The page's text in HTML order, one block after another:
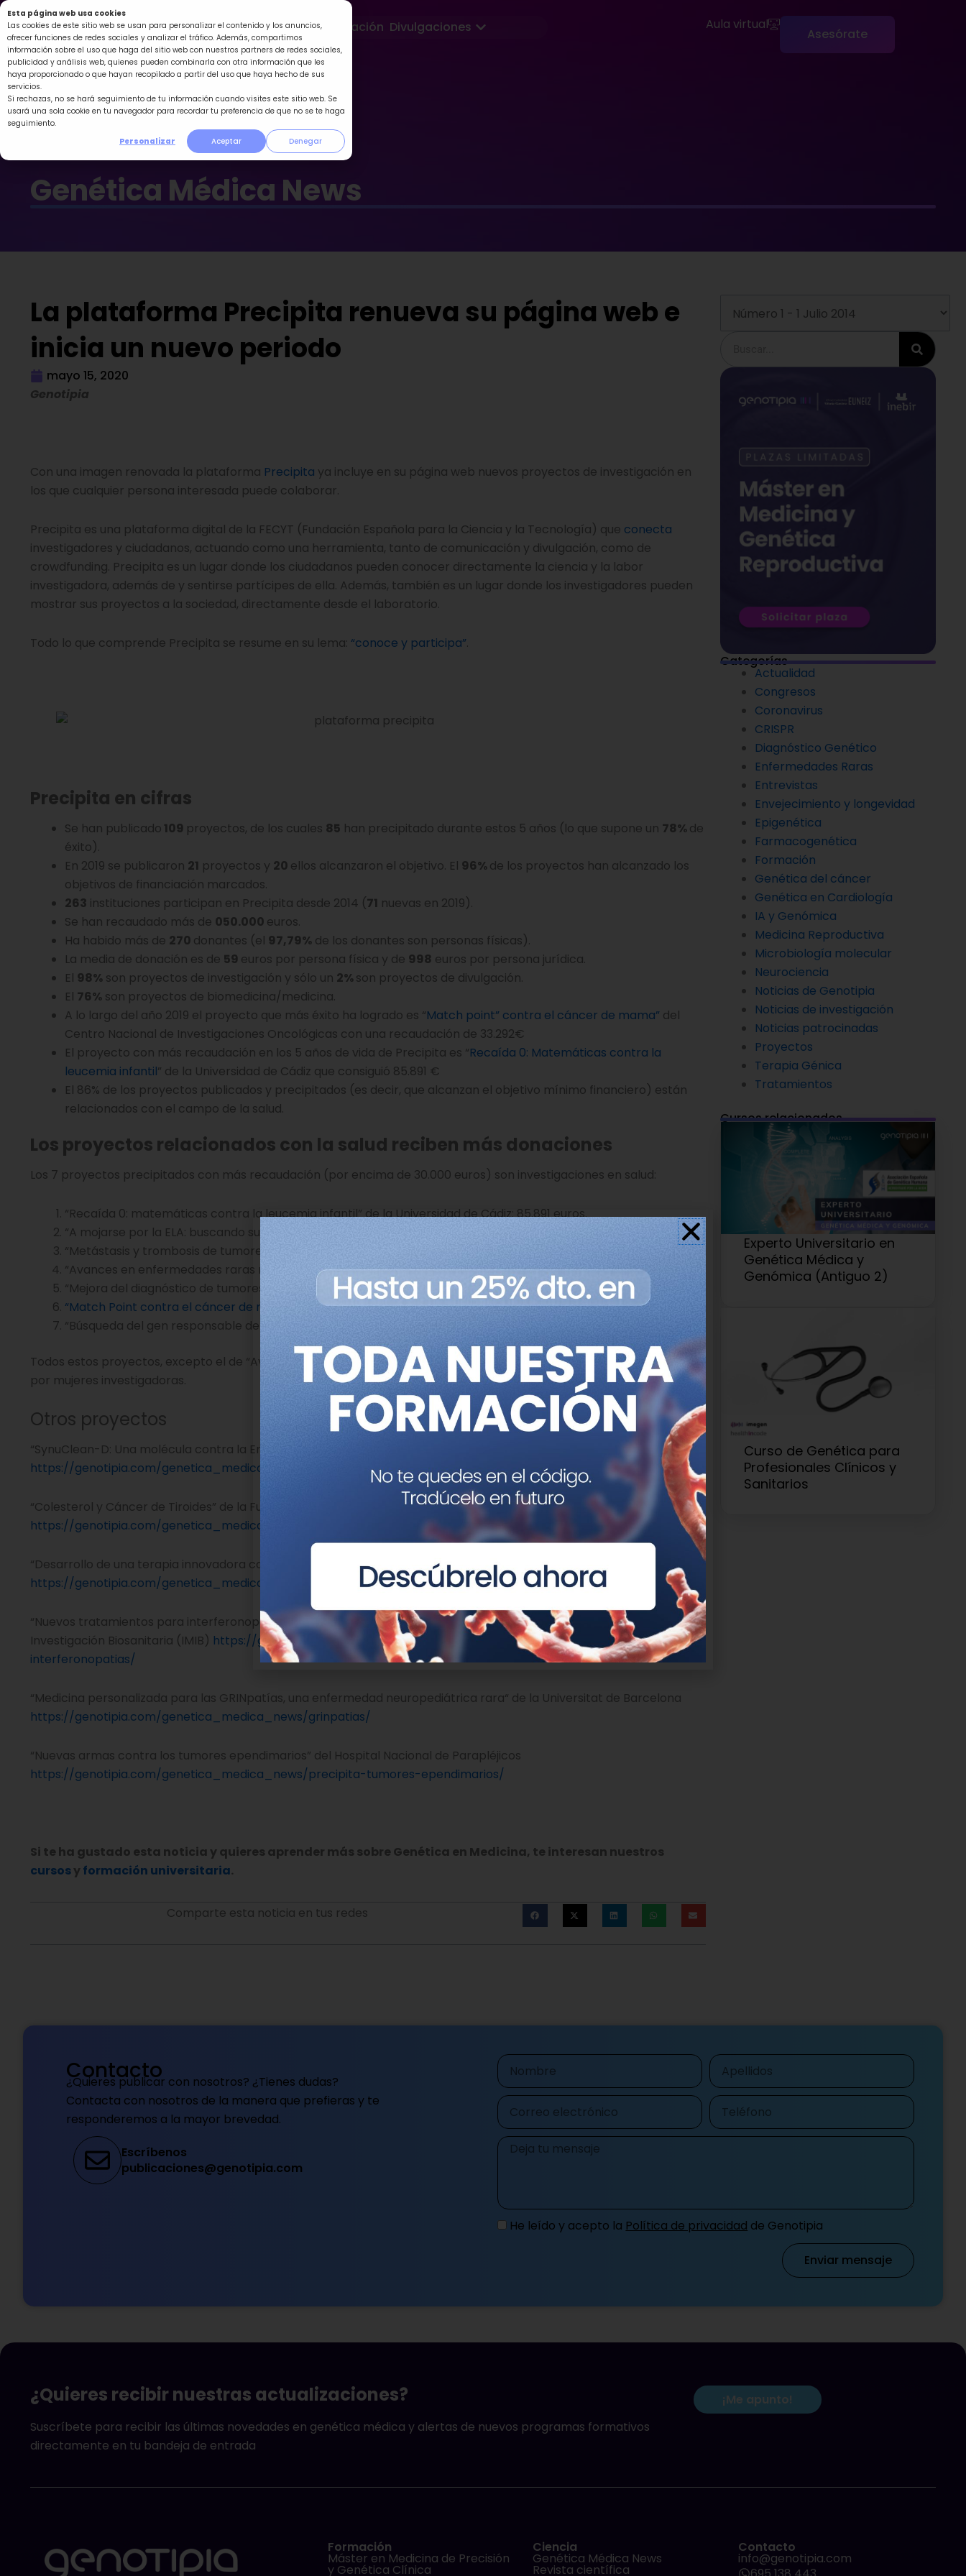
Esta página web usa cookies
Las cookies de este sitio web se usan para personalizar el contenido y los anuncios,
ofrecer funciones de redes sociales y analizar el tráfico. Además, compartimos
información sobre el uso que haga del sitio web con nuestros partners de redes sociales,
publicidad y análisis web, quienes pueden combinarla con otra información que les
haya proporcionado o que hayan recopilado a partir del uso que haya hecho de sus
servicios.
Si rechazas, no se hará seguimiento de tu información cuando visites este sitio web. Se
usará una sola cookie en tu navegador para recordar tu preferencia de que no se te haga
seguimiento.
Personalizar
Aceptar Denegar
Ir
al
contenido
Formación Divulgaciones Abrir Divulgaciones Aula virtual
Asesórate
Genética Médica News
La plataforma Precipita renueva su página web e
inicia un nuevo periodo
mayo 15, 2020
Genotipia
Con una imagen renovada la plataforma Precipita ya incluye en su página web nuevos proyectos de investigación en
los que cualquier persona interesada puede colaborar.
Precipita es una plataforma digital de la FECYT (Fundación Española para la Ciencia y la Tecnología) que conecta
investigadores y ciudadanos, actuando como una herramienta, tanto de comunicación y divulgación, como de
crowdfunding. Precipita es un lugar donde los ciudadanos pueden conocer directamente la ciencia y la labor
investigadora, además de y sentirse partícipes de ella. Además, también es un lugar donde los investigadores pueden
mostrar sus proyectos a la sociedad, directamente desde el laboratorio.
Todo lo que comprende Precipita se resume en su lema: “conoce y participa”.
Precipita en cifras
Se han publicado 109 proyectos, de los cuales 85 han precipitado durante estos 5 años (lo que supone un 78% de
éxito).
En 2019 se publicaron 21 proyectos y 20 ellos alcanzaron el objetivo. El 96% de los proyectos han alcanzado los
objetivos de financiación marcados.
263 instituciones participan en Precipita desde 2014 (71 nuevas en 2019).
Se han recaudado más de 050.000 euros.
Ha habido más de 270 donantes (el 97,79% de los donantes son personas físicas).
La media de donación es de 59 euros por persona física y de 998 euros por persona jurídica.
El 98% son proyectos de investigación y sólo un 2% son proyectos de divulgación.
El 76% son proyectos de biomedicina/medicina.
A lo largo del año 2019 el proyecto que más éxito ha logrado es “Match point” contra el cáncer de mama” del
Centro Nacional de Investigaciones Oncológicas con una recaudación de 33.292€
El proyecto con más recaudación en los 5 años de vida de Precipita es “Recaída 0: Matemáticas contra la
leucemia infantil” de la Universidad de Cádiz que consiguió 85.891 €
El 86% de los proyectos publicados y precipitados (es decir, que alcanzan el objetivo mínimo financiero) están
relacionados con el campo de la salud.
Los proyectos relacionados con la salud reciben más donaciones
Los 7 proyectos precipitados con más recaudación (por encima de 30.000 euros) son investigaciones en salud:
“Recaída 0: matemáticas contra la leucemia infantil” de la Universidad de Cádiz: 85.891 euros.
“A mojarse por la ELA: buscando su tratamiento” de la Universidad de Zaragoza: 41.338 euros.
“Metástasis y trombosis de tumores digestivos” del Instituto Murciano de Investigación Biosanitaria: 40.417 euros.
“Avances en enfermedades raras mitocondriales en la infancia” de la Universidad de Zaragoza: 35.750 euros.
“Mejora del diagnóstico de tumores infantiles por bioimagen” de la Universidad de Valencia: 33.070 euros.
“Match Point contra el cáncer de mama”
del Centro Nacional de Investigaciones Oncológicas: 32.292 euros.
“Búsqueda del gen responsable del síndrome de Opitz C” de la Universidad de Barcelona: 32.198 euros.
Todos estos proyectos, excepto el de “Avances en enfermedades raras mitocondriales en la infancia” están liderados
por mujeres investigadoras.
Otros proyectos
“SynuClean-D: Una molécula contra la Enfermedad de Parkinson” de la Universidad Autónoma de Barcelona
https://genotipia.com/genetica_medica_news/proyecto-precipita-synuclean-d/
“Colesterol y Cáncer de Tiroides” de la Fundació Institut de Recerca de l’Hospital de Sant Pau- IIB Sant Pau
https://genotipia.com/genetica_medica_news/precipita-colesterol-cancer-de-tiroides/
“Desarrollo de una terapia innovadora contra la distrofia miotónica” de la Universitat de València
https://genotipia.com/genetica_medica_news/precipita-distrofia-miotonica/
“Nuevos tratamientos para interferonopatías infantiles” de la Universidad de Murcia y el Instituto Murciano de
Investigación Biosanitaria (IMIB) https://genotipia.com/genetica_medica_news/precipita-tratamientos-
interferonopatias/
“Medicina personalizada para las GRINpatías, una enfermedad neuropediátrica rara“ de la Universitat de Barcelona
https://genotipia.com/genetica_medica_news/grinpatias/
“Nuevas armas contra los tumores ependimarios” del Hospital Nacional de Parapléjicos
https://genotipia.com/genetica_medica_news/precipita-tumores-ependimarios/
Si te ha gustado esta noticia y quieres aprender más sobre Genética en Medicina, te interesan nuestros
cursosyformación universitaria.
Comparte esta noticia en tus redes
Categorías
Actualidad
Congresos
Coronavirus
CRISPR
Diagnóstico Genético
Enfermedades Raras
Entrevistas
Envejecimiento y longevidad
Epigenética
Farmacogenética
Formación
Genética del cáncer
Genética en Cardiología
IA y Genómica
Medicina Reproductiva
Microbiología molecular
Neurociencia
Noticias de Genotipia
Noticias de investigación
Noticias patrocinadas
Proyectos
Terapia Génica
Tratamientos
Cursos relacionados
Experto Universitario en
Genética Médica y
Genómica (Antiguo 2)
Curso de Genética para
Profesionales Clínicos y
Sanitarios
Contacto
¿Quieres publicar con nosotros? ¿Tienes dudas?
Contacta con nosotros de la manera que prefieras y te
responderemos a la mayor brevedad.
Escríbenos
publicaciones@genotipia.com
Nombre Apellidos
Correo
electrónico
Teléfono
Mensaje
He leído y acepto la Política de privacidad de Genotipia
Enviar mensaje
¿Quieres recibir nuestras actualizaciones?
Suscríbete para recibir las últimas novedades en genética médica y alertas de nuevos programas formativos
directamente en tu bandeja de entrada
¡Me apunto!
Formación
Máster en Medicina de Precisión
y Genética Clínica
Ciencia
Genética Médica News
Revista científica
Contacto
info@genotipia.com